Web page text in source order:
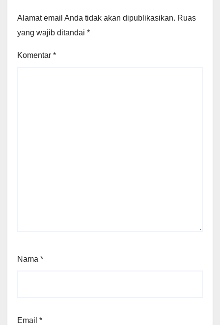
Alamat email Anda tidak akan dipublikasikan. Ruas
yang wajib ditandai *
Komentar *
Nama *
Email *